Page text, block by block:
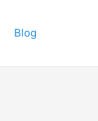
Blog